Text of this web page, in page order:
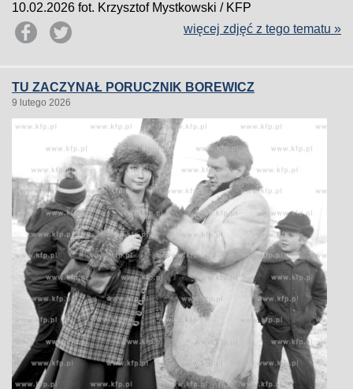
10.02.2026 fot. Krzysztof Mystkowski / KFP
więcej zdjęć z tego tematu »
TU ZACZYNAŁ PORUCZNIK BOREWICZ
9 lutego 2026